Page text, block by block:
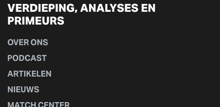
VERDIEPING, ANALYSES EN
PRIMEURS
OVER ONS
PODCAST
ARTIKELEN
NIEUWS